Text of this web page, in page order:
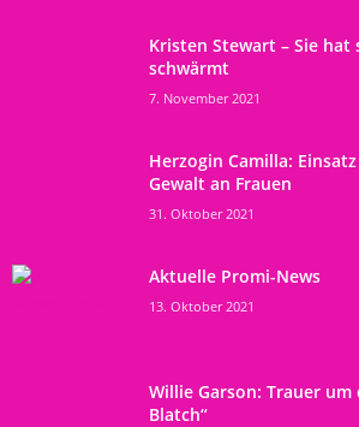
Kristen Stewart – Sie
schwärmt
7. November 2021
Herzogin Camilla:
Gewalt an Frauen
31. Oktober 2021
Aktuelle Promi-News
13. Oktober 2021
Willie Garson: Trauer um
Blatch“